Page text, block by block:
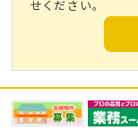
せください。